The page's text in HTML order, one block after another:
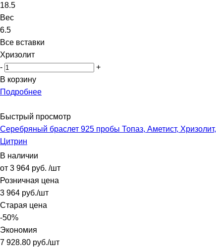
18.5
Вес
6.5
Все вставки
Хризолит
-
+
В корзину
Подробнее
Быстрый просмотр
Серебряный браслет 925 пробы Топаз, Аметист, Хризолит,
Цитрин
В наличии
от 3 964 руб. /шт
Розничная цена
3 964 руб./шт
Старая цена
-50%
Экономия
7 928.80 руб./шт